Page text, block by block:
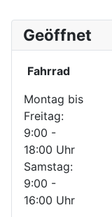
Geöffnet
Fahrrad
Montag bis
Freitag:
9:00 -
18:00 Uhr
Samstag:
9:00 -
16:00 Uhr